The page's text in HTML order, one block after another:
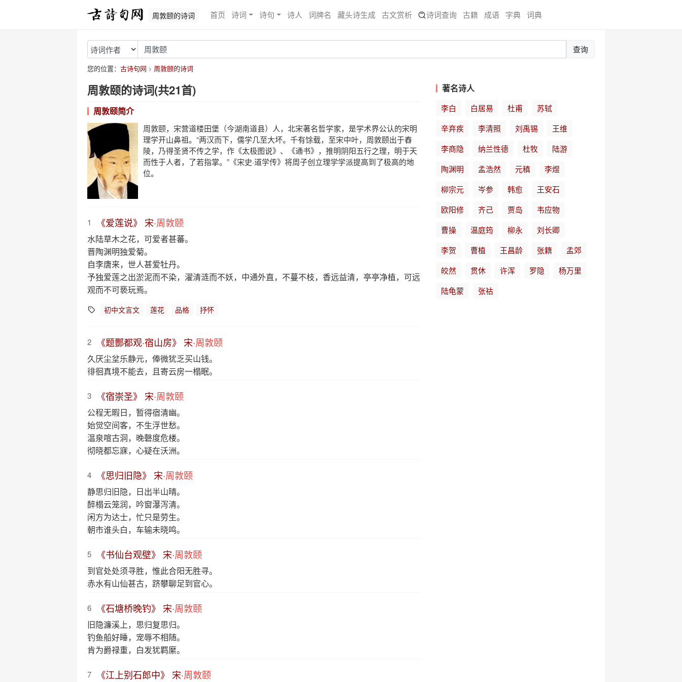
周敦颐的诗词 首页 诗词 诗句 诗人 词牌名 藏头诗生成 古文赏析 诗词查询 古籍 成语 字典 词典
查询
您的位置： 古诗句网 周敦颐的诗词
周敦颐的诗词(共21首)
周敦颐简介
周敦颐，宋营道楼田堡（今湖南道县）人，北宋著名哲学家，是学术界公认的宋明
理学开山鼻祖。“两汉而下，儒学几至大坏。千有馀载，至宋中叶，周敦颐出于舂
陵，乃得圣贤不传之学，作《太极图说》、《通书》，推明阴阳五行之理，明于天
而性于人者，了若指掌。”《宋史·道学传》将周子创立理学学派提高到了极高的地
位。
1 《爱莲说》 宋·周敦颐
水陆草木之花，可爱者甚蕃。
晋陶渊明独爱菊。
自李唐来，世人甚爱牡丹。
予独爱莲之出淤泥而不染，濯清涟而不妖，中通外直，不蔓不枝，香远益清，亭亭净植，可远
观而不可亵玩焉。
初中文言文 莲花 品格 抒怀
2 《题酆都观·宿山房》 宋·周敦颐
久厌尘坌乐静元，俸微犹乏买山钱。
徘徊真境不能去，且寄云房一榻眠。
3 《宿崇圣》 宋·周敦颐
公程无暇日，暂得宿清幽。
始觉空间客，不生浮世愁。
温泉喧古洞，晚磬度危楼。
彻晓都忘寐，心疑在沃洲。
4 《思归旧隐》 宋·周敦颐
静思归旧隐，日出半山晴。
醉榻云笼润，吟窗瀑泻清。
闲方为达士，忙只是劳生。
朝市谁头白，车输未晓鸣。
5 《书仙台观壁》 宋·周敦颐
到官处处须寻胜，惟此合阳无胜寻。
赤水有山仙甚古，跻攀聊足到官心。
6 《石塘桥晚钓》 宋·周敦颐
旧隐濂溪上，思归复思归。
钓鱼船好睡，宠辱不相随。
肯为爵禄重，白发犹羁縻。
7 《江上别石郎中》 宋·周敦颐
著名诗人
李白 白居易 杜甫
苏轼
辛弃疾
李清照 刘禹锡
王维
李商隐
纳兰性德 杜牧
陆游
陶渊明
孟浩然 元稹
李煜
柳宗元
岑参 韩愈
王安石
欧阳修
齐己 贾岛
韦应物
曹操
温庭筠 柳永
刘长卿
李贺
曹植 王昌龄 张籍
孟郊
皎然
贯休 许浑 罗隐
杨万里
陆龟蒙
张祜